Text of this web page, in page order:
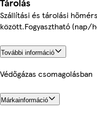
Tárolás
Szállítási és tárolási
között.Fogyasztható (nap/
További információ
Védőgázas csomagolásban
Márkainformáció